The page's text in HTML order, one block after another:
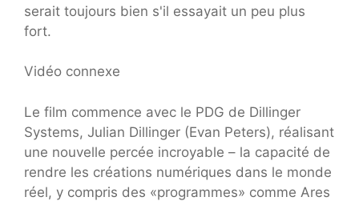
serait toujours bien s'il essayait un peu plus
fort.
Vidéo connexe
Le film commence avec le PDG de Dillinger
Systems, Julian Dillinger (Evan Peters), réalisant
une nouvelle percée incroyable – la capacité de
rendre les créations numériques dans le monde
réel, y compris des «programmes» comme Ares